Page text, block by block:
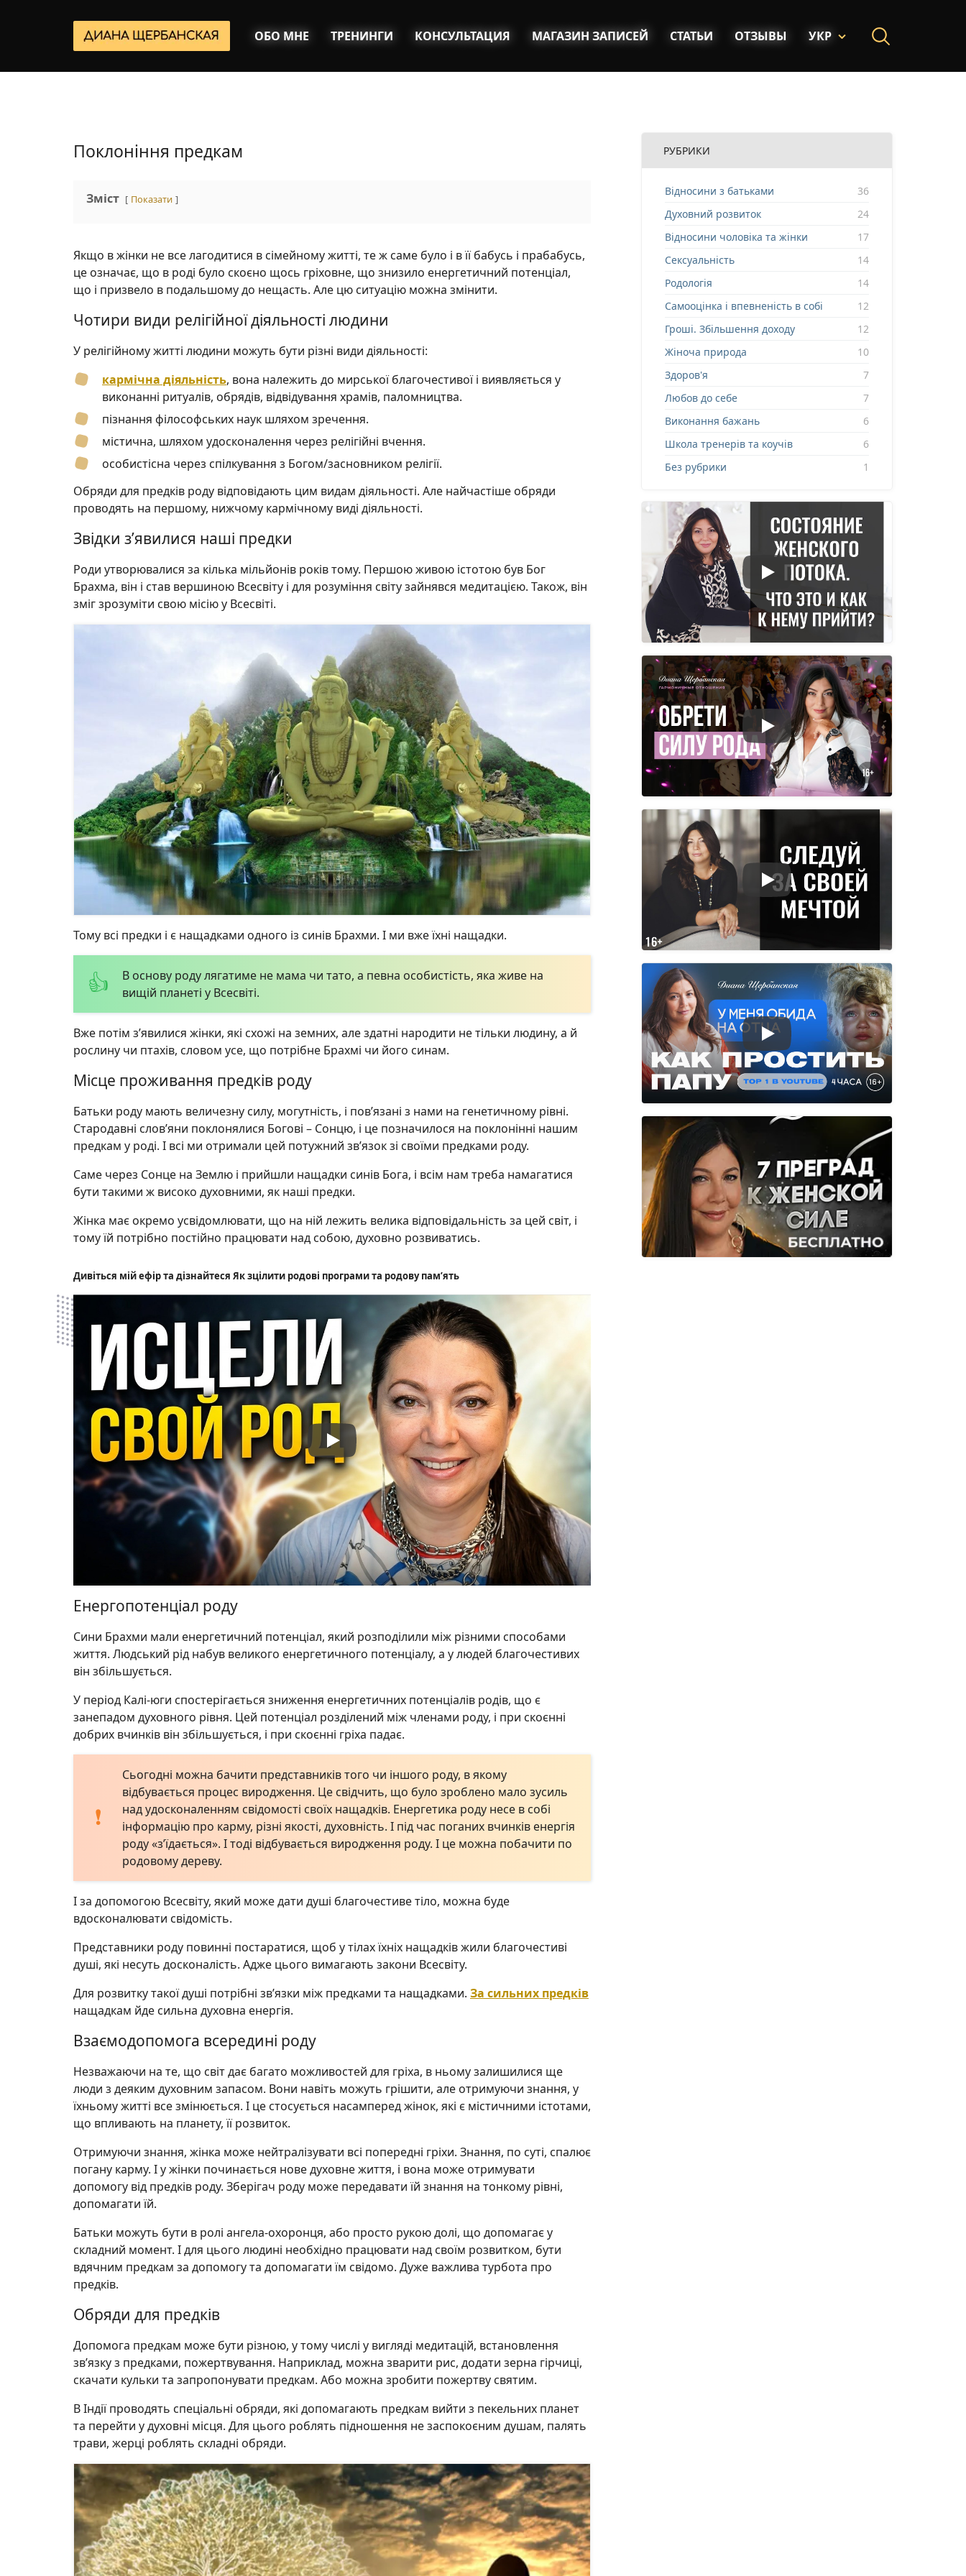
ОБО МНЕ ТРЕНИНГИ КОНСУЛЬТАЦИЯ МАГАЗИН ЗАПИСЕЙ СТАТЬИ ОТЗЫВЫ УКР
Поклоніння предкам
Зміст Показати
Якщо в жінки не все лагодитися в сімейному житті, те ж саме було і в її бабусь і прабабусь,
це означає, що в роді було скоєно щось гріховне, що знизило енергетичний потенціал,
що і призвело в подальшому до нещасть. Але цю ситуацію можна змінити.
Чотири види релігійної діяльності людини
У релігійному житті людини можуть бути різні види діяльності:
кармічна діяльність, вона належить до мирської благочестивої і виявляється у
виконанні ритуалів, обрядів, відвідування храмів, паломництва.
пізнання філософських наук шляхом зречення.
містична, шляхом удосконалення через релігійні вчення.
особистісна через спілкування з Богом/засновником релігії.
Обряди для предків роду відповідають цим видам діяльності. Але найчастіше обряди
проводять на першому, нижчому кармічному виді діяльності.
Звідки з’явилися наші предки
Роди утворювалися за кілька мільйонів років тому. Першою живою істотою був Бог
Брахма, він і став вершиною Всесвіту і для розуміння світу зайнявся медитацією. Також, він
зміг зрозуміти свою місію у Всесвіті.
Тому всі предки і є нащадками одного із синів Брахми. І ми вже їхні нащадки.
В основу роду лягатиме не мама чи тато, а певна особистість, яка живе на
вищій планеті у Всесвіті.
Вже потім з’явилися жінки, які схожі на земних, але здатні народити не тільки людину, а й
рослину чи птахів, словом усе, що потрібне Брахмі чи його синам.
Місце проживання предків роду
Батьки роду мають величезну силу, могутність, і пов’язані з нами на генетичному рівні.
Стародавні слов’яни поклонялися Богові – Сонцю, і це позначилося на поклонінні нашим
предкам у роді. І всі ми отримали цей потужний зв’язок зі своїми предками роду.
Саме через Сонце на Землю і прийшли нащадки синів Бога, і всім нам треба намагатися
бути такими ж високо духовними, як наші предки.
Жінка має окремо усвідомлювати, що на ній лежить велика відповідальність за цей світ, і
тому їй потрібно постійно працювати над собою, духовно розвиватись.
Дивіться мій ефір та дізнайтеся Як зцілити родові програми та родову пам’ять
Енергопотенціал роду
Сини Брахми мали енергетичний потенціал, який розподілили між різними способами
життя. Людський рід набув великого енергетичного потенціалу, а у людей благочестивих
він збільшується.
У період Калі-юги спостерігається зниження енергетичних потенціалів родів, що є
занепадом духовного рівня. Цей потенціал розділений між членами роду, і при скоєнні
добрих вчинків він збільшується, і при скоєнні гріха падає.
Сьогодні можна бачити представників того чи іншого роду, в якому
відбувається процес виродження. Це свідчить, що було зроблено мало зусиль
над удосконаленням свідомості своїх нащадків. Енергетика роду несе в собі
інформацію про карму, різні якості, духовність. І під час поганих вчинків енергія
роду «з’їдається». І тоді відбувається виродження роду. І це можна побачити по
родовому дереву.
І за допомогою Всесвіту, який може дати душі благочестиве тіло, можна буде
вдосконалювати свідомість.
Представники роду повинні постаратися, щоб у тілах їхніх нащадків жили благочестиві
душі, які несуть досконалість. Адже цього вимагають закони Всесвіту.
Для розвитку такої душі потрібні зв’язки між предками та нащадками. За сильних предків
нащадкам йде сильна духовна енергія.
Взаємодопомога всередині роду
Незважаючи на те, що світ дає багато можливостей для гріха, в ньому залишилися ще
люди з деяким духовним запасом. Вони навіть можуть грішити, але отримуючи знання, у
їхньому житті все змінюється. І це стосується насамперед жінок, які є містичними істотами,
що впливають на планету, її розвиток.
Отримуючи знання, жінка може нейтралізувати всі попередні гріхи. Знання, по суті, спалює
погану карму. І у жінки починається нове духовне життя, і вона може отримувати
допомогу від предків роду. Зберігач роду може передавати їй знання на тонкому рівні,
допомагати їй.
Батьки можуть бути в ролі ангела-охоронця, або просто рукою долі, що допомагає у
складний момент. І для цього людині необхідно працювати над своїм розвитком, бути
вдячним предкам за допомогу та допомагати їм свідомо. Дуже важлива турбота про
предків.
Обряди для предків
Допомога предкам може бути різною, у тому числі у вигляді медитацій, встановлення
зв’язку з предками, пожертвування. Наприклад, можна зварити рис, додати зерна гірчиці,
скачати кульки та запропонувати предкам. Або можна зробити пожертву святим.
В Індії проводять спеціальні обряди, які допомагають предкам вийти з пекельних планет
та перейти у духовні місця. Для цього роблять підношення не заспокоєним душам, палять
трави, жерці роблять складні обряди.
РУБРИКИ
Відносини з батьками
36
Духовний розвиток
24
Відносини чоловіка та жінки
17
Сексуальність
14
Родологія
14
Самооцінка і впевненість в собі
12
Гроші. Збільшення доходу
12
Жіноча природа
10
Здоров'я
7
Любов до себе
7
Виконання бажань
6
Школа тренерів та коучів
6
Без рубрики
1